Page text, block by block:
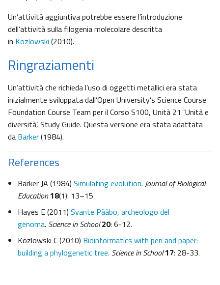
Un’attività aggiuntiva potrebbe essere l’introduzione
dell’attività sulla filogenia molecolare descritta
in Kozlowski (2010).
Ringraziamenti
Un’attività che richieda l’uso di oggetti metallici era stata
inizialmente sviluppata dall’Open University’s Science Course
Foundation Course Team per il Corso S100, Unità 21 ‘Unità e
diversità’, Study Guide. Questa versione era stata adattata
da Barker(1984).
References
Barker JA (1984) Simulating evolution. Journal of Biological
Education18(1): 13–15
Hayes E (2011) Svante Pääbo, archeologo del
genoma. Science in School20: 6-12.
Kozlowski C (2010) Bioinformatics with pen and paper:
building a phylogenetic tree. Science in School17: 28-33.